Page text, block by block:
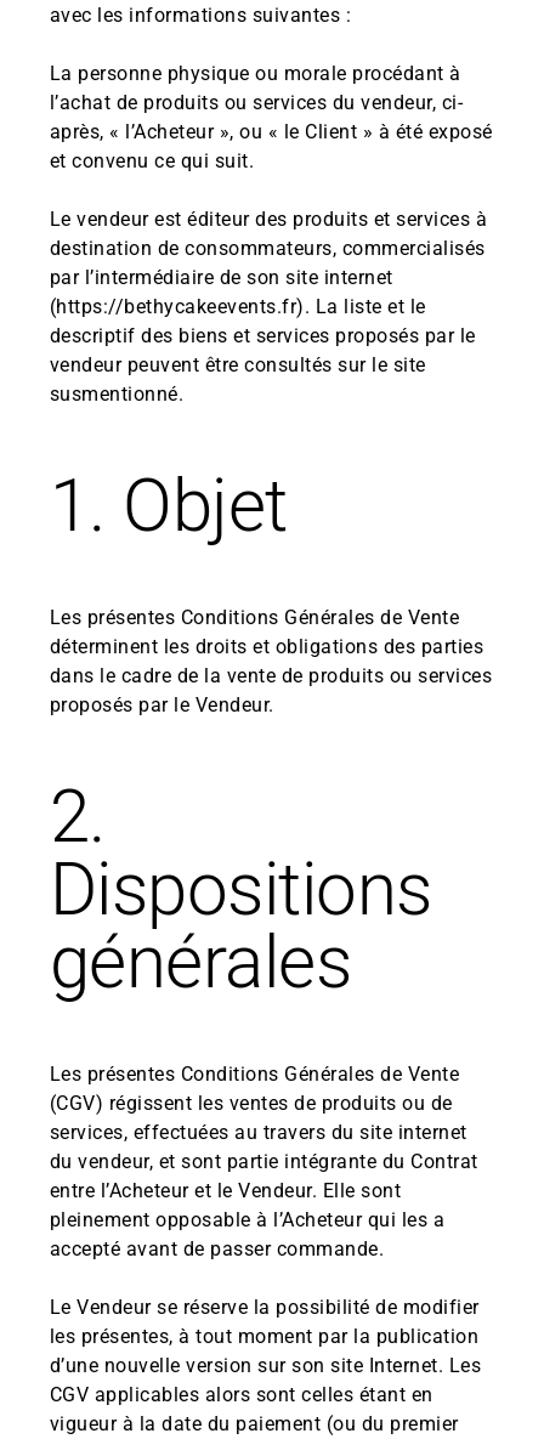
avec les informations suivantes :
La personne physique ou morale procédant à
l’achat de produits ou services du vendeur, ci-
après, « l’Acheteur », ou « le Client » à été exposé
et convenu ce qui suit.
Le vendeur est éditeur des produits et services à
destination de consommateurs, commercialisés
par l’intermédiaire de son site internet
(https://bethycakeevents.fr). La liste et le
descriptif des biens et services proposés par le
vendeur peuvent être consultés sur le site
susmentionné.
1. Objet
Les présentes Conditions Générales de Vente
déterminent les droits et obligations des parties
dans le cadre de la vente de produits ou services
proposés par le Vendeur.
2.
Dispositions
générales
Les présentes Conditions Générales de Vente
(CGV) régissent les ventes de produits ou de
services, effectuées au travers du site internet
du vendeur, et sont partie intégrante du Contrat
entre l’Acheteur et le Vendeur. Elle sont
pleinement opposable à l’Acheteur qui les a
accepté avant de passer commande.
Le Vendeur se réserve la possibilité de modifier
les présentes, à tout moment par la publication
d’une nouvelle version sur son site Internet. Les
CGV applicables alors sont celles étant en
vigueur à la date du paiement (ou du premier